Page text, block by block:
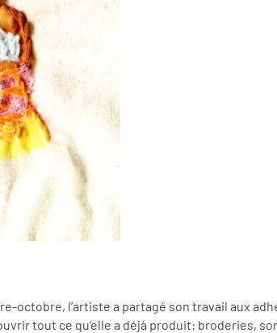
octobre, l’artiste a partagé son travail aux
tout ce qu’elle a déjà produit: broderies,